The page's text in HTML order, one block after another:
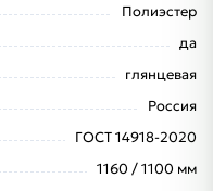
Полиэстер
да
глянцевая
Россия
ГОСТ 14918-2020
1160 / 1100 мм